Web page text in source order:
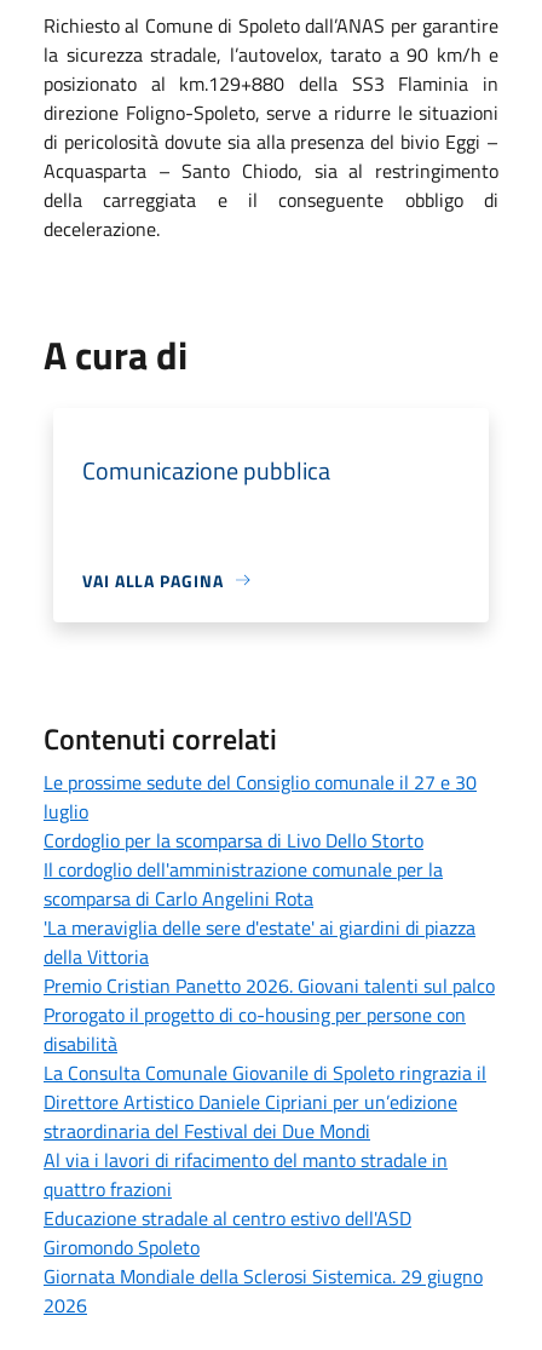
Richiesto al Comune di Spoleto dall’ANAS per garantire
la sicurezza stradale, l’autovelox, tarato a 90 km/h e
posizionato al km.129+880 della SS3 Flaminia in
direzione Foligno-Spoleto, serve a ridurre le situazioni
di pericolosità dovute sia alla presenza del bivio Eggi –
Acquasparta – Santo Chiodo, sia al restringimento
della carreggiata e il conseguente obbligo di
decelerazione.
A cura di
Comunicazione pubblica
VAI ALLA PAGINA
Contenuti correlati
Le prossime sedute del Consiglio comunale il 27 e 30
luglio
Cordoglio per la scomparsa di Livo Dello Storto
Il cordoglio dell'amministrazione comunale per la
scomparsa di Carlo Angelini Rota
'La meraviglia delle sere d'estate' ai giardini di piazza
della Vittoria
Premio Cristian Panetto 2026. Giovani talenti sul palco
Prorogato il progetto di co-housing per persone con
disabilità
La Consulta Comunale Giovanile di Spoleto ringrazia il
Direttore Artistico Daniele Cipriani per un’edizione
straordinaria del Festival dei Due Mondi
Al via i lavori di rifacimento del manto stradale in
quattro frazioni
Educazione stradale al centro estivo dell'ASD
Giromondo Spoleto
Giornata Mondiale della Sclerosi Sistemica. 29 giugno
2026